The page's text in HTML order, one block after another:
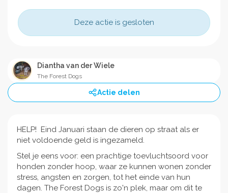
Deze actie is gesloten
Diantha van der Wiele
The Forest Dogs
Actie delen
HELP! Eind Januari staan de dieren op straat als er
niet voldoende geld is ingezameld.
Stel je eens voor: een prachtige toevluchtsoord voor
honden zonder hoop, waar ze kunnen wonen zonder
stress, angsten en zorgen, tot het einde van hun
dagen. The Forest Dogs is zo'n plek, maar om dit te